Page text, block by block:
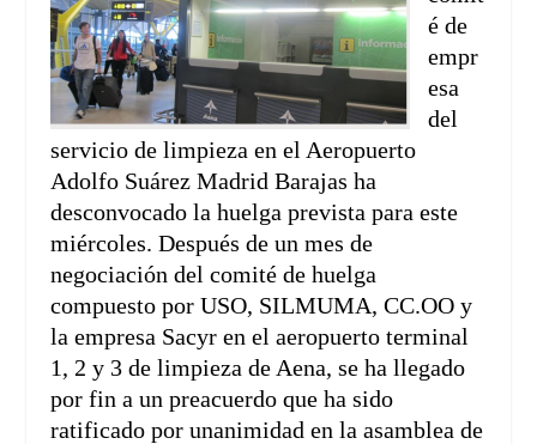
é de
empr
esa
del
servicio de limpieza en el Aeropuerto
Adolfo Suárez Madrid Barajas ha
desconvocado la huelga prevista para este
miércoles. Después de un mes de
negociación del comité de huelga
compuesto por USO, SILMUMA, CC.OO y
la empresa Sacyr en el aeropuerto terminal
1, 2 y 3 de limpieza de Aena, se ha llegado
por fin a un preacuerdo que ha sido
ratificado por unanimidad en la asamblea de